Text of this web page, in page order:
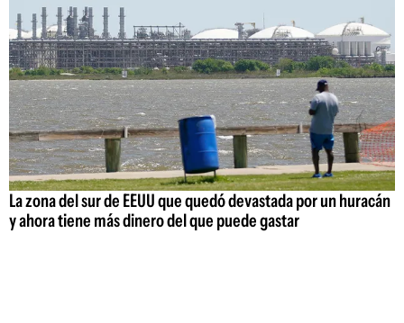
La zona del sur de EEUU que quedó devastada por un huracán
y ahora tiene más dinero del que puede gastar